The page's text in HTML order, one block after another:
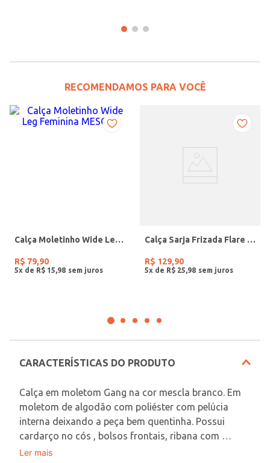
RECOMENDAMOS PARA VOCÊ
Calça Moletinho Wide Leg Feminina MESCLA
R$ 79,90
5x de R$ 15 98
Calça Sarja Frizada Flare Com Cinto Feminina BORDO
R$ 129,90
5x de R$ 25 98
CARACTERÍSTICAS DO PRODUTO
Calça em moletom Gang na cor mescla branco. Em
moletom de algodão com poliéster com pelúcia
interna deixando a peça bem quentinha. Possui
cardarço no cós , bolsos frontais, ribana com
elastano no cós e no punho. Essa calça é super
Em decorrência do uso do flash, as peças podem
Ler mais